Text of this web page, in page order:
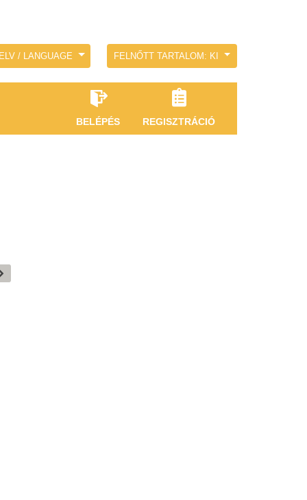
/ LANGUAGE FELNŐTT TARTALOM: KI
BELÉPÉS REGISZTRÁCIÓ